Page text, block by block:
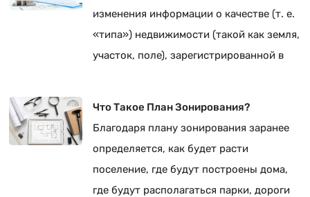
изменения информации о качестве (т. е.
«типа») недвижимости (такой как земля,
участок, поле), зарегистрированной в
Что Такое План Зонирования?
Благодаря плану зонирования заранее
определяется, как будет расти
поселение, где будут построены дома,
где будут располагаться парки, дороги